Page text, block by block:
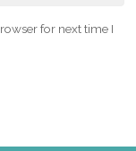
for next time I